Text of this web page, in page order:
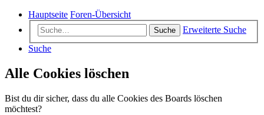
Hauptseite Foren-Übersicht
Suche
Erweiterte Suche
Suche
Alle Cookies löschen
Bist du dir sicher, dass du alle Cookies des Boards löschen
möchtest?